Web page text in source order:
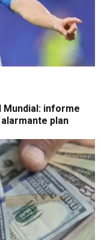
informe
plan